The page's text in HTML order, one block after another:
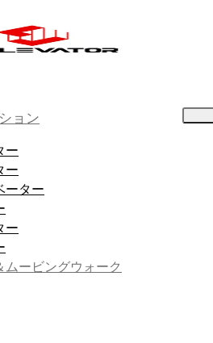
ョン
ー
ー
ーター
ー
ービングウォーク